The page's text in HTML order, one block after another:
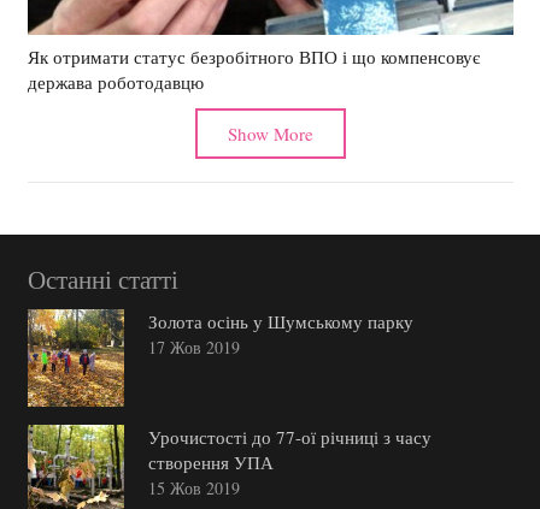
Як отримати статус безробітного ВПО і що компенсовує
держава роботодавцю
Show More
Останні статті
Золота осінь у Шумському парку
17 Жов 2019
Урочистості до 77-ої річниці з часу
створення УПА
15 Жов 2019